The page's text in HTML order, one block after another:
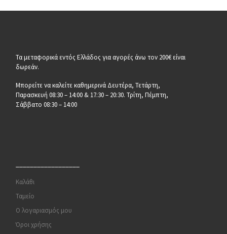
Τα μεταφορικά εντός Ελλάδος για αγορές άνω τον 200€ είναι
δωρεάν.
Μπορείτε να καλείτε καθημερινά Δευτέρα, Τετάρτη,
Παρασκευή 08:30 – 14:00 & 17:30 – 20:30. Τρίτη, Πέμπτη,
Σάββατο 08:30 – 14:00
Καλάθι
Ταμείο
Ο λογαριασμός μου
Όροι χρήσης